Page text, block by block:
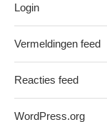
Login
Vermeldingen feed
Reacties feed
WordPress.org